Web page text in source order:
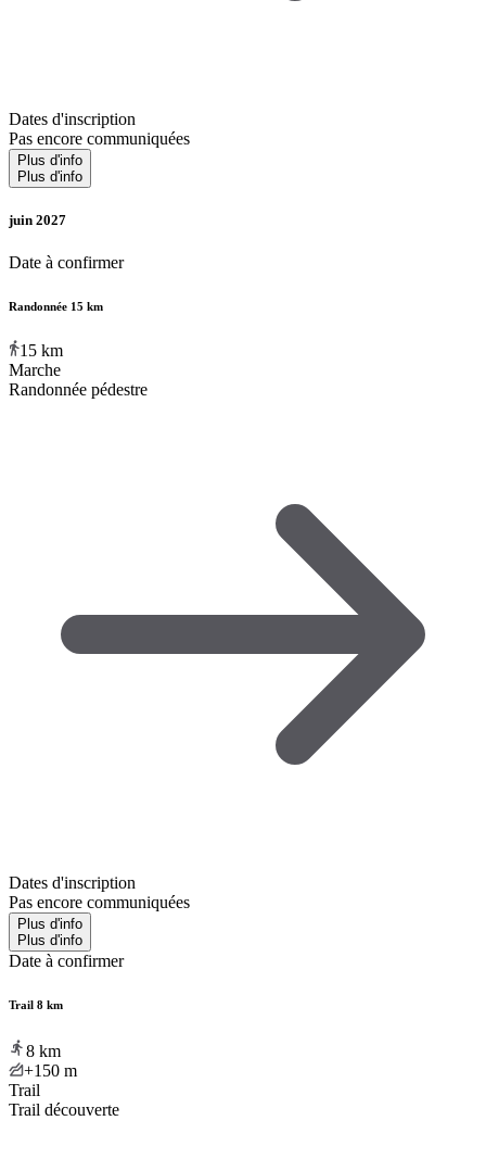
Dates d'inscription
Pas encore communiquées
Plus d'info
Plus d'info
juin 2027
Date à confirmer
Randonnée 15 km
15 km
Marche
Randonnée pédestre
Dates d'inscription
Pas encore communiquées
Plus d'info
Plus d'info
Date à confirmer
Trail 8 km
8 km
+150 m
Trail
Trail découverte